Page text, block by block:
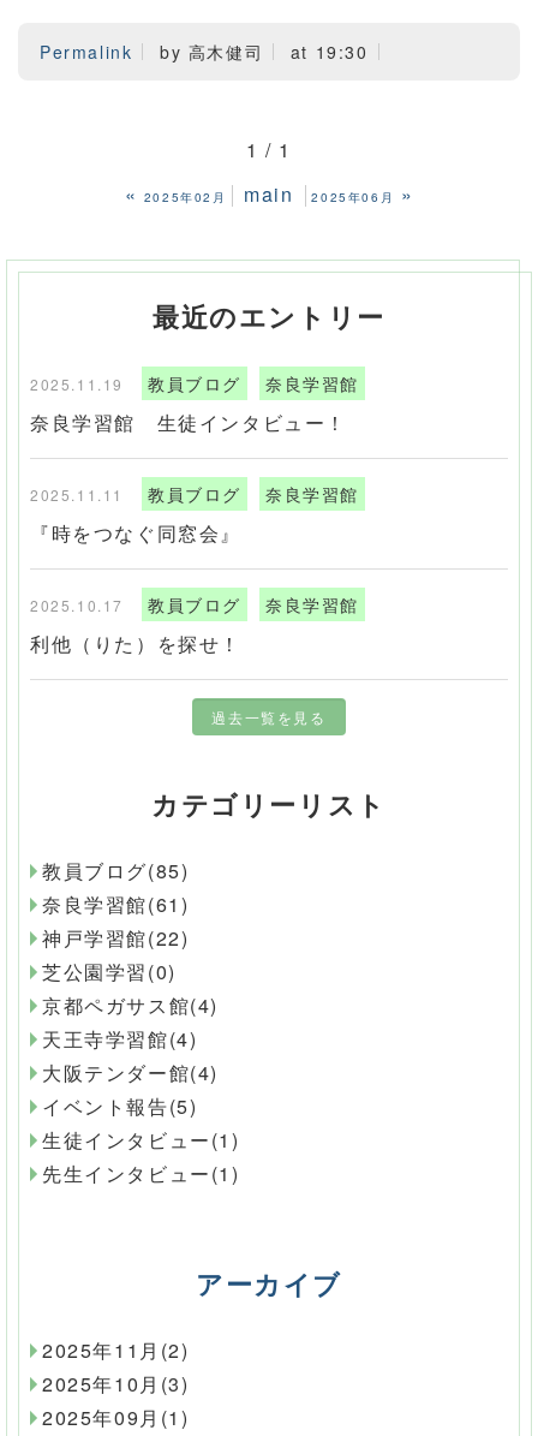
Permalink by 高木健司 at 19:30
1 / 1
« 2025年02月 main 2025年06月 »
最近のエントリー
2025.11.19 教員ブログ 奈良学習館
奈良学習館 生徒インタビュー！
2025.11.11 教員ブログ 奈良学習館
『時をつなぐ同窓会』
2025.10.17 教員ブログ 奈良学習館
利他（りた）を探せ！
過去一覧を見る
カテゴリーリスト
教員ブログ(85)
奈良学習館(61)
神戸学習館(22)
芝公園学習(0)
京都ペガサス館(4)
天王寺学習館(4)
大阪テンダー館(4)
イベント報告(5)
生徒インタビュー(1)
先生インタビュー(1)
アーカイブ
2025年11月(2)
2025年10月(3)
2025年09月(1)